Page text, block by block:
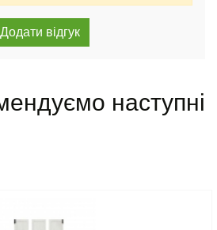
наступні